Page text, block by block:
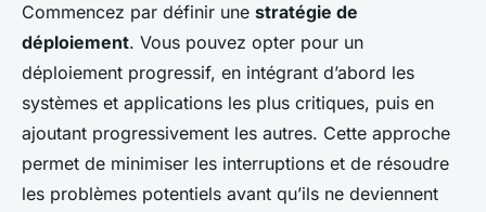
Commencez par définir une stratégie de
déploiement. Vous pouvez opter pour un
déploiement progressif, en intégrant d’abord les
systèmes et applications les plus critiques, puis en
ajoutant progressivement les autres. Cette approche
permet de minimiser les interruptions et de résoudre
les problèmes potentiels avant qu’ils ne deviennent